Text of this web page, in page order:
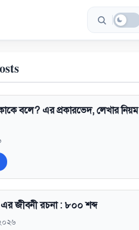
কাকে বলে? এর প্রকারভেদ, লেখার নিয়ম
এর জীবনী রচনা : ৮০০ শব্দ